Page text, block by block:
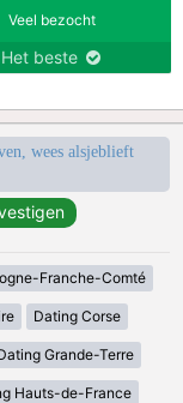
Veel bezocht
Het beste
wees alsjeblieft
Franche-Comté
Dating Corse
Grande-Terre
Hauts-de-France